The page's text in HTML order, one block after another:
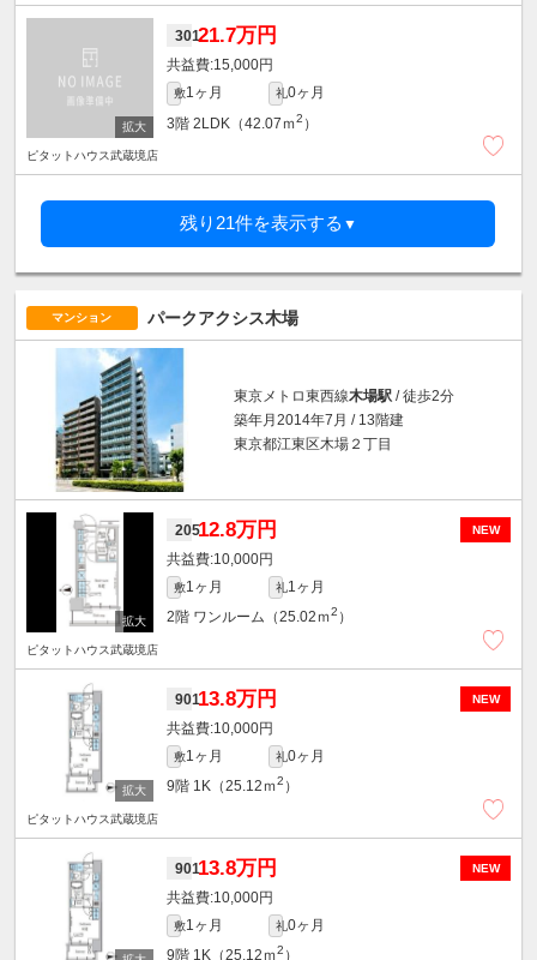
30121.7万円
15,000円
敷1ヶ月 礼0ヶ月
3階 2LDK（42.07ｍ2 ）
ピタットハウス武蔵境店
残り21件を表示する ▼
マンション パークアクシス木場
東京メトロ東西線木場駅 / 徒歩2分
築年月2014年7月 / 13階建
東京都江東区木場２丁目
NEW
20512.8万円
10,000円
敷1ヶ月 礼1ヶ月
2階 ワンルーム（25.02ｍ2 ）
ピタットハウス武蔵境店
NEW
90113.8万円
10,000円
敷1ヶ月 礼0ヶ月
9階 1K（25.12ｍ2 ）
ピタットハウス武蔵境店
NEW
90113.8万円
10,000円
敷1ヶ月 礼0ヶ月
9階 1K（25.12ｍ2 ）